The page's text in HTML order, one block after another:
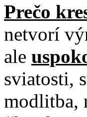
Prečo
netvorí
ale
sviatosti,
modlitba,